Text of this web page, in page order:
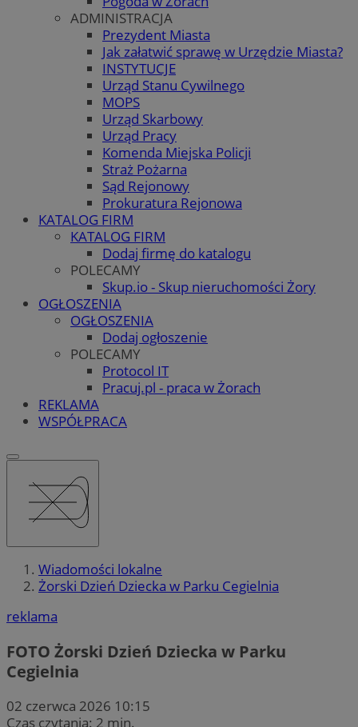
ADMINISTRACJA
Prezydent Miasta
Jak załatwić sprawę w Urzędzie Miasta?
INSTYTUCJE
Urząd Stanu Cywilnego
MOPS
Urząd Skarbowy
Urząd Pracy
Komenda Miejska Policji
Straż Pożarna
Sąd Rejonowy
Prokuratura Rejonowa
KATALOG FIRM
KATALOG FIRM
Dodaj firmę do katalogu
POLECAMY
Skup.io - Skup nieruchomości Żory
OGŁOSZENIA
OGŁOSZENIA
Dodaj ogłoszenie
POLECAMY
Protocol IT
Pracuj.pl - praca w Żorach
REKLAMA
WSPÓŁPRACA
Wiadomości lokalne
Żorski Dzień Dziecka w Parku Cegielnia
reklama
FOTO Żorski Dzień Dziecka w Parku
Cegielnia
02 czerwca 2026 10:15
Czas czytania: 2 min.